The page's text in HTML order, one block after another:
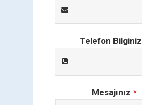
Telefon Bilginiz
Mesajınız *